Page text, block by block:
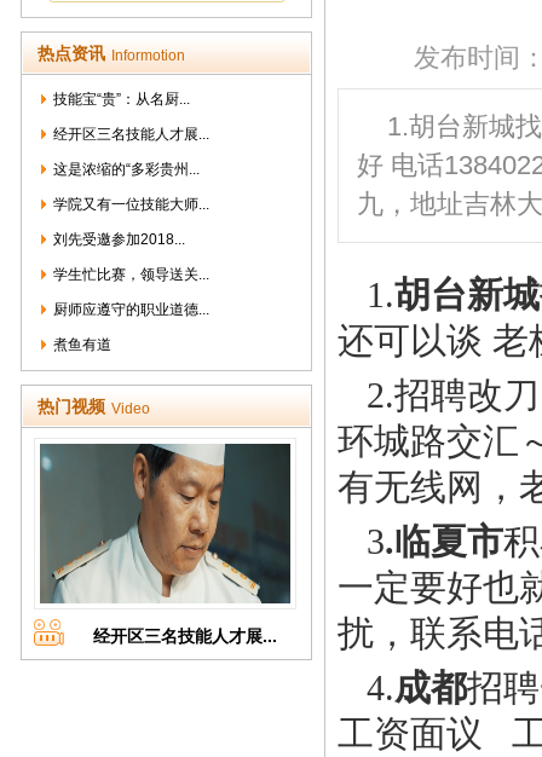
热点资讯 Informotion
技能宝“贵”：从名厨...
经开区三名技能人才展...
这是浓缩的“多彩贵州...
学院又有一位技能大师...
刘先受邀参加2018...
学生忙比赛，领导送关...
厨师应遵守的职业道德...
煮鱼有道
热门视频 Video
经开区三名技能人才展...
发布时间
1.胡台新城
好 电话
九，地址吉林
1.胡台新城
还可以谈 老
2.招聘改
环城路交汇
有无线网，
3.临夏市
一定要好也
扰，联系电
4.成都招
工资面议